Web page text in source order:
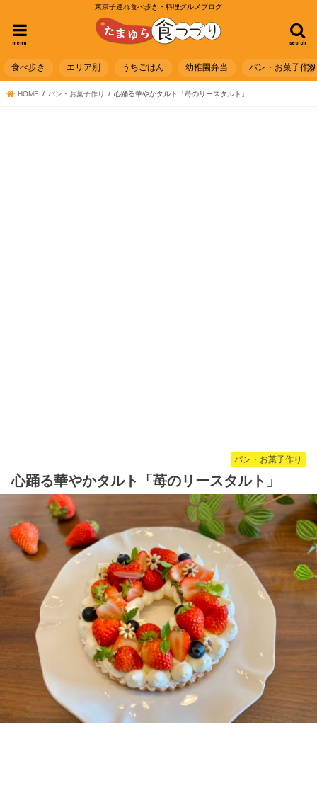
東京子連れ食べ歩き・料理グルメブログ
search
menu
食べ歩き エリア別 うちごはん 幼稚園弁当 パン・お菓子作り
HOME パン・お菓子作り 心踊る華やかタルト「苺のリースタルト」
パン・お菓子作り
心踊る華やかタルト「苺のリースタルト」